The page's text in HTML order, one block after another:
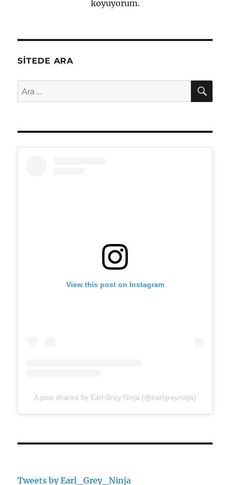
koyuyorum.
SITEDE ARA
Ara:
View this post on Instagram
A post shared by Earl Grey Ninja (@earlgreyninja)
Tweets by Earl_Grey_Ninja